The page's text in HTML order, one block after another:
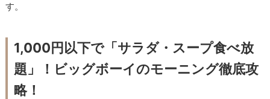
す。
1,000円以下で「サラダ・スープ食べ放
題」！ビッグボーイのモーニング徹底攻
略！